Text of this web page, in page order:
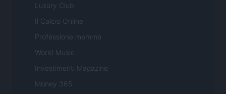
Luxury Club
Il Calcio Online
Professione mamma
World Music
Investimenti Magazine
Money 365